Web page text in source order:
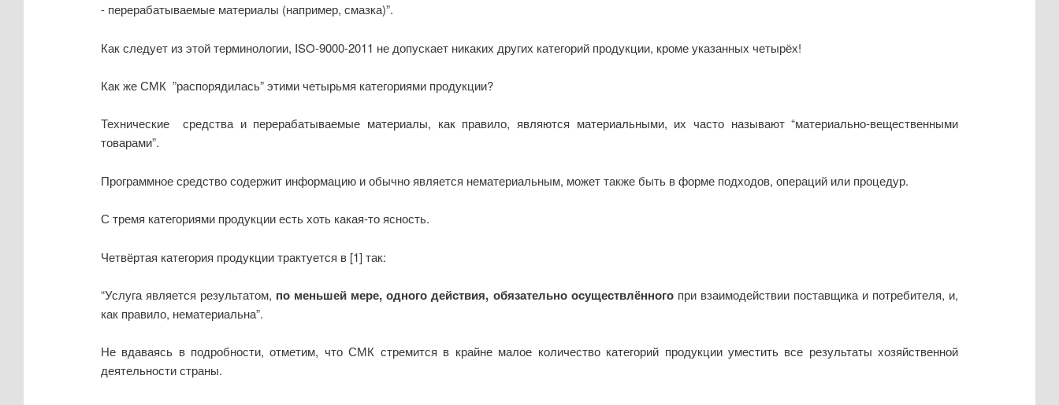
- перерабатываемые материалы (например, смазка)”.
Как следует из этой терминологии, ISO-9000-2011 не допускает никаких других категорий продукции, кроме указанных четырёх!
Как же СМК ”распорядилась” этими четырьмя категориями продукции?
Технические средства и перерабатываемые материалы, как правило, являются материальными, их часто называют “материально-вещественными
товарами”.
Программное средство содержит информацию и обычно является нематериальным, может также быть в форме подходов, операций или процедур.
С тремя категориями продукции есть хоть какая-то ясность.
Четвёртая категория продукции трактуется в [1] так:
“Услуга является результатом, по меньшей мере, одного действия, обязательно осуществлённогопри взаимодействии поставщика и потребителя, и,
как правило, нематериальна”.
Не вдаваясь в подробности, отметим, что СМК стремится в крайне малое количество категорий продукции уместить все результаты хозяйственной
деятельности страны.